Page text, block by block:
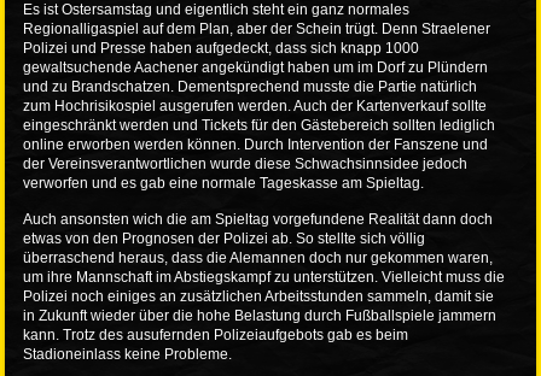
Es ist Ostersamstag und eigentlich steht ein ganz normales
Regionalligaspiel auf dem Plan, aber der Schein trügt. Denn Straelener
Polizei und Presse haben aufgedeckt, dass sich knapp 1000
gewaltsuchende Aachener angekündigt haben um im Dorf zu Plündern
und zu Brandschatzen. Dementsprechend musste die Partie natürlich
zum Hochrisikospiel ausgerufen werden. Auch der Kartenverkauf sollte
eingeschränkt werden und Tickets für den Gästebereich sollten lediglich
online erworben werden können. Durch Intervention der Fanszene und
der Vereinsverantwortlichen wurde diese Schwachsinnsidee jedoch
verworfen und es gab eine normale Tageskasse am Spieltag.
Auch ansonsten wich die am Spieltag vorgefundene Realität dann doch
etwas von den Prognosen der Polizei ab. So stellte sich völlig
überraschend heraus, dass die Alemannen doch nur gekommen waren,
um ihre Mannschaft im Abstiegskampf zu unterstützen. Vielleicht muss die
Polizei noch einiges an zusätzlichen Arbeitsstunden sammeln, damit sie
in Zukunft wieder über die hohe Belastung durch Fußballspiele jammern
kann. Trotz des ausufernden Polizeiaufgebots gab es beim
Stadioneinlass keine Probleme.